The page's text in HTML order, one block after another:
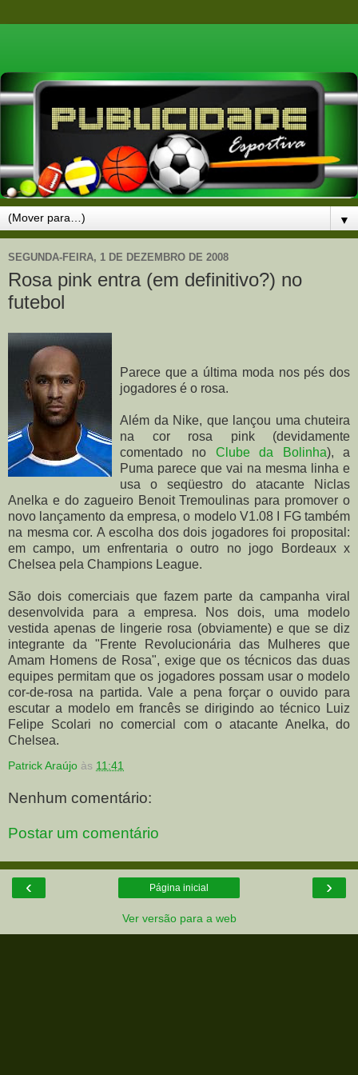
▼
SEGUNDA-FEIRA, 1 DE DEZEMBRO DE 2008
Rosa pink entra (em definitivo?) no
futebol
Parece que a última moda nos pés dos
jogadores é o rosa.
Além da Nike, que lançou uma chuteira
na cor rosa pink (devidamente
comentado no Clube da Bolinha), a
Puma parece que vai na mesma linha e
usa o seqüestro do atacante Niclas
Anelka e do zagueiro Benoit Tremoulinas para promover o
novo lançamento da empresa, o modelo V1.08 I FG também
na mesma cor. A escolha dos dois jogadores foi proposital:
em campo, um enfrentaria o outro no jogo Bordeaux x
Chelsea pela Champions League.
São dois comerciais que fazem parte da campanha viral
desenvolvida para a empresa. Nos dois, uma modelo
vestida apenas de lingerie rosa (obviamente) e que se diz
integrante da "Frente Revolucionária das Mulheres que
Amam Homens de Rosa", exige que os técnicos das duas
equipes permitam que os jogadores possam usar o modelo
cor-de-rosa na partida. Vale a pena forçar o ouvido para
escutar a modelo em francês se dirigindo ao técnico Luiz
Felipe Scolari no comercial com o atacante Anelka, do
Chelsea.
Patrick Araújo às 11:41
Nenhum comentário:
Postar um comentário
‹ ›
Página inicial
Ver versão para a web